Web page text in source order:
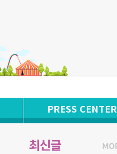
PRESS CENTER
최신글